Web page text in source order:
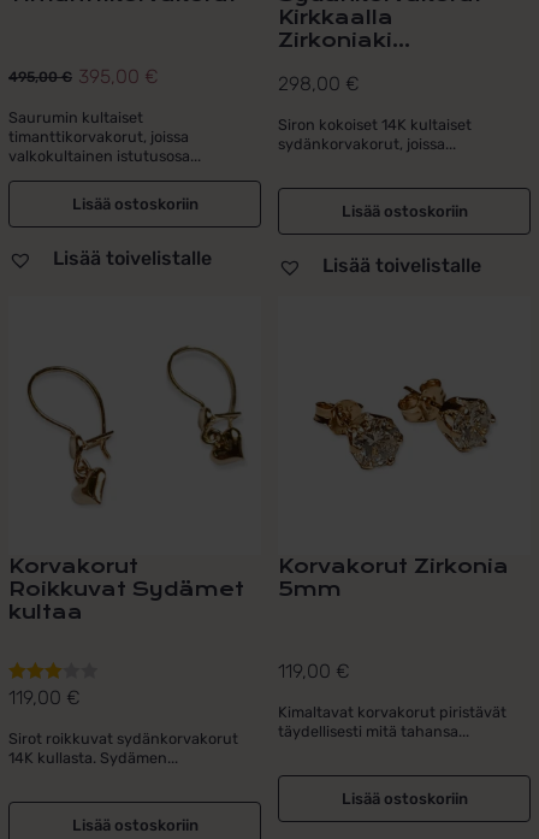
495,00€
Alkuperäinen
hinta
oli:
495,00 €.
395,00 €
Nykyinen
hinta
on:
395,00 €.
Saurumin kultaiset
timanttikorvakorut, joissa
valkokultainen istutusosa...
Lisää ostoskoriin
Lisää toivelistalle
Kirkkaalla
Zirkoniaki...
298,00 €
Siron kokoiset 14K kultaiset
sydänkorvakorut, joissa...
Lisää ostoskoriin
Lisää toivelistalle
Korvakorut
Roikkuvat Sydämet
kultaa
Arvostelu
3.00 / 5
119,00 €
Sirot roikkuvat sydänkorvakorut
14K kullasta. Sydämen...
Lisää ostoskoriin
Korvakorut Zirkonia
5mm
119,00 €
Kimaltavat korvakorut piristävät
täydellisesti mitä tahansa...
Lisää ostoskoriin